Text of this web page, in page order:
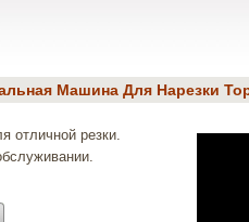
Машина Для Нарезки
отличной резки.